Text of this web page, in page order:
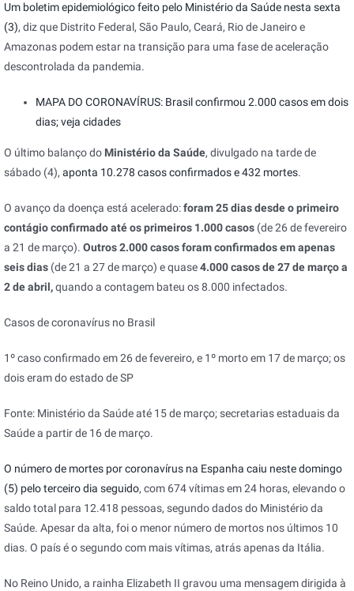
Um boletim epidemiológico feito pelo Ministério da Saúde nesta sexta
(3), diz que Distrito Federal, São Paulo, Ceará, Rio de Janeiro e
Amazonas podem estar na transição para uma fase de aceleração
descontrolada da pandemia.
MAPA DO CORONAVÍRUS: Brasil confirmou 2.000 casos em dois
dias; veja cidades
O último balanço do Ministério da Saúde, divulgado na tardede
sábado (4), aponta 10.278 casos confirmados e 432 mortes.
O avanço da doença está acelerado:foram 25 dias desde o primeiro
contágio confirmado até os primeiros 1.000 casos (de 26 de fevereiro
a 21 de março). Outros 2.000 casos foram confirmados em apenas
seis dias (de 21 a 27 de março) e quase4.000 casos de 27 de março a
2 de abril,quando a contagem bateu os 8.000 infectados.
Casos de coronavírus no Brasil
1º caso confirmado em 26 de fevereiro, e 1º morto em 17 de março; os
dois eram do estado de SP
Fonte: Ministério da Saúde até 15 de março; secretarias estaduais da
Saúde a partir de 16 de março.
O número de mortes por coronavírus na Espanha caiu neste domingo
(5) pelo terceiro dia seguido, com 674 vítimas em 24 horas, elevando o
saldo total para 12.418 pessoas, segundo dados do Ministério da
Saúde. Apesar da alta, foi o menor número de mortos nos últimos 10
dias. O país é o segundo com mais vítimas, atrás apenas da Itália.
No Reino Unido, a rainha Elizabeth II gravou uma mensagem dirigida à